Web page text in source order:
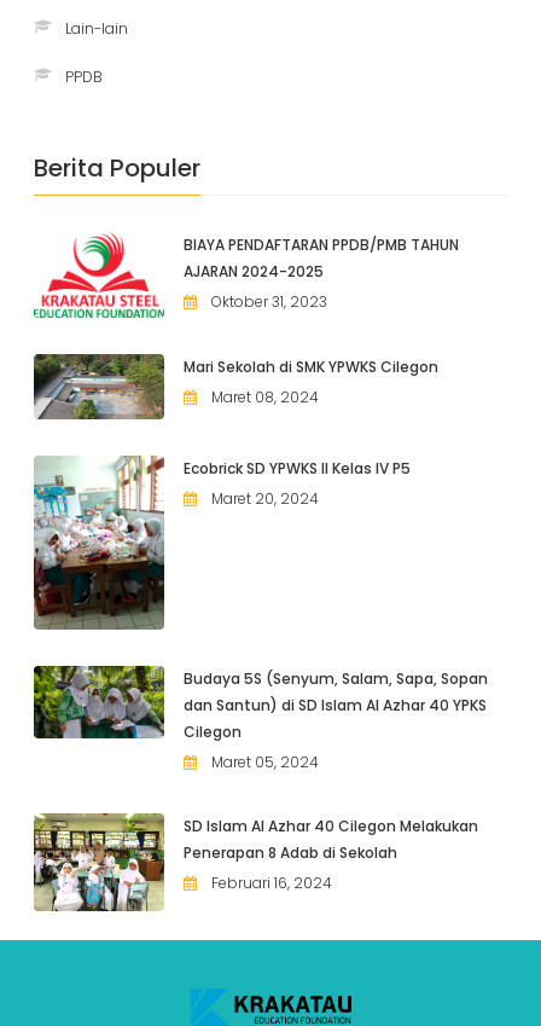
Lain-lain
PPDB
Berita Populer
BIAYA PENDAFTARAN PPDB/PMB TAHUN
AJARAN 2024-2025
Oktober 31, 2023
Mari Sekolah di SMK YPWKS Cilegon
Maret 08, 2024
Ecobrick SD YPWKS II Kelas IV P5
Maret 20, 2024
Budaya 5S (Senyum, Salam, Sapa, Sopan
dan Santun) di SD Islam Al Azhar 40 YPKS
Cilegon
Maret 05, 2024
SD Islam Al Azhar 40 Cilegon Melakukan
Penerapan 8 Adab di Sekolah
Februari 16, 2024